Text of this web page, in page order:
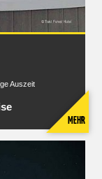
Auszeit
MEHR